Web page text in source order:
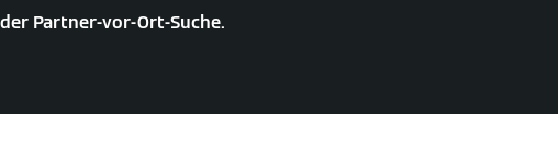
Partner-vor-Ort-Suche.